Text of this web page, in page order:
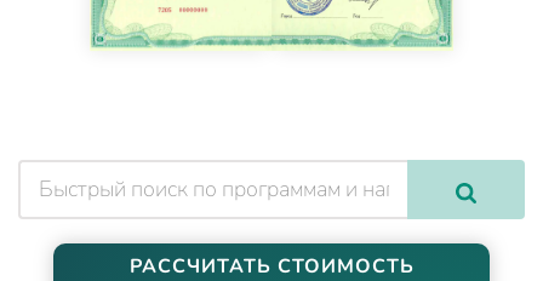
РАССЧИТАТЬ СТОИМОСТЬ